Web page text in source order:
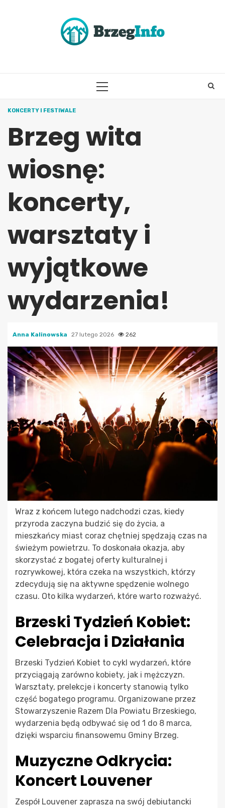
PRIMARY
KONCERTY I FESTIWALE
Brzeg wita
wiosnę:
koncerty,
warsztaty i
wyjątkowe
wydarzenia!
Anna Kalinowska 27 lutego 2026 262
Wraz z końcem lutego nadchodzi czas, kiedy
przyroda zaczyna budzić się do życia, a
mieszkańcy miast coraz chętniej spędzają czas na
świeżym powietrzu. To doskonała okazja, aby
skorzystać z bogatej oferty kulturalnej i
rozrywkowej, która czeka na wszystkich, którzy
zdecydują się na aktywne spędzenie wolnego
czasu. Oto kilka wydarzeń, które warto rozważyć.
Brzeski Tydzień Kobiet:
Celebracja i Działania
Brzeski Tydzień Kobiet to cykl wydarzeń, które
przyciągają zarówno kobiety, jak i mężczyzn.
Warsztaty, prelekcje i koncerty stanowią tylko
część bogatego programu. Organizowane przez
Stowarzyszenie Razem Dla Powiatu Brzeskiego,
wydarzenia będą odbywać się od 1 do 8 marca,
dzięki wsparciu finansowemu Gminy Brzeg.
Muzyczne Odkrycia:
Koncert Louvener
Zespół Louvener zaprasza na swój debiutancki